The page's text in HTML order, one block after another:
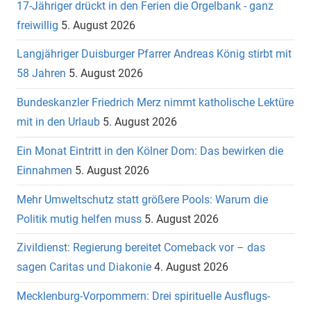
17-Jähriger drückt in den Ferien die Orgelbank - ganz
freiwillig 5. August 2026
Langjähriger Duisburger Pfarrer Andreas König stirbt mit
58 Jahren 5. August 2026
Bundeskanzler Friedrich Merz nimmt katholische Lektüre
mit in den Urlaub 5. August 2026
Ein Monat Eintritt in den Kölner Dom: Das bewirken die
Einnahmen 5. August 2026
Mehr Umweltschutz statt größere Pools: Warum die
Politik mutig helfen muss 5. August 2026
Zivildienst: Regierung bereitet Comeback vor – das
sagen Caritas und Diakonie 4. August 2026
Mecklenburg-Vorpommern: Drei spirituelle Ausflugs-